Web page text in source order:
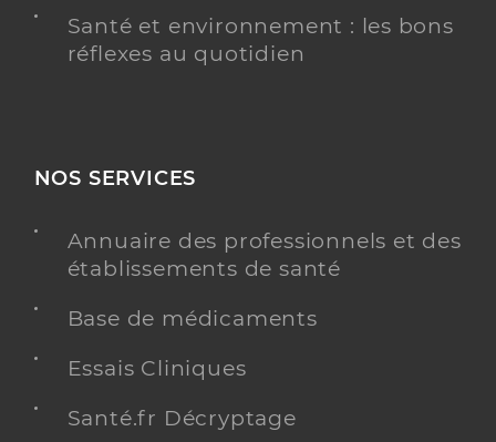
Santé et environnement : les bons
réflexes au quotidien
NOS SERVICES
Annuaire des professionnels et des
établissements de santé
Base de médicaments
Essais Cliniques
Santé.fr Décryptage